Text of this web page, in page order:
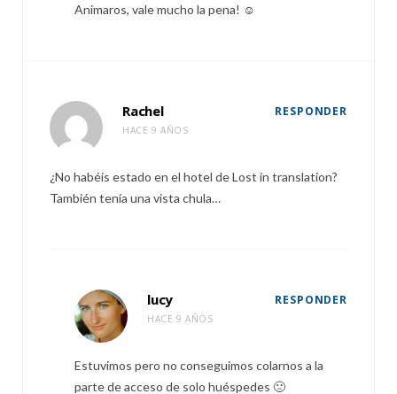
Animaros, vale mucho la pena! ☺️
Rachel
HACE 9 AÑOS
RESPONDER
¿No habéis estado en el hotel de Lost in translation?
También tenía una vista chula…
lucy
HACE 9 AÑOS
RESPONDER
Estuvimos pero no conseguimos colarnos a la
parte de acceso de solo huéspedes 🙁